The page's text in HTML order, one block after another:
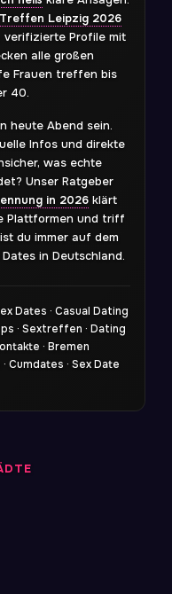
Leipzig 2026
verifizierte Profile mit
alle großen
Frauen treffen bis
40.
heute Abend sein.
Infos und direkte
was echte
Unser Ratgeber
in 2026klärt
Plattformen und triff
du immer auf dem
in Deutschland.
Dates · Casual Dating
· Sextreffen · Dating
· Bremen
Cumdates · Sex Date